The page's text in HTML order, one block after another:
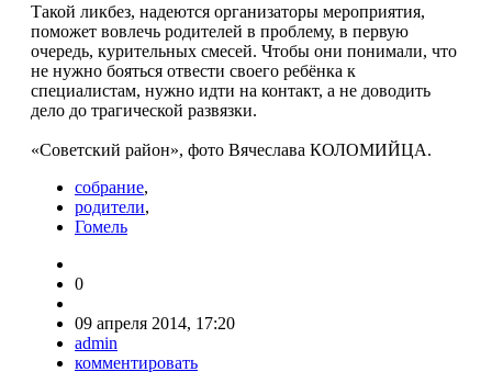
Такой ликбез, надеются организаторы мероприятия,
поможет вовлечь родителей в проблему, в первую
очередь, курительных смесей. Чтобы они понимали, что
не нужно бояться отвести своего ребёнка к
специалистам, нужно идти на контакт, а не доводить
дело до трагической развязки.
«Советский район», фото Вячеслава КОЛОМИЙЦА.
собрание,
родители,
Гомель
0
09 апреля 2014, 17:20
admin
комментировать